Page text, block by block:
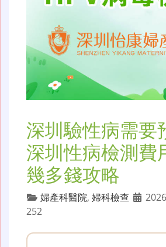
深圳驗性病需要
深圳性病檢測費
幾多錢攻略
婦產科醫院, 婦科檢查
252